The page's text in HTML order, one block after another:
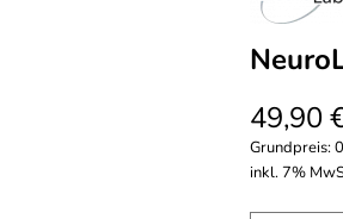
49,90
Grundpreis:
inkl. 7%